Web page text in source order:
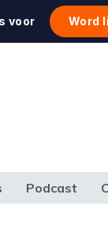
voor Word
Podcast